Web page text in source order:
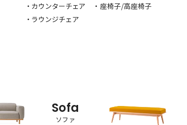
・カウンターチェア
・ラウンジチェア
・座椅子/高座椅子
Sofa
ソファ